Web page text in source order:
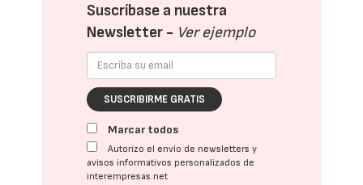
Suscríbase a nuestra
Newsletter - Ver ejemplo
SUSCRIBIRME GRATIS
Marcar todos
Autorizo el envío de newsletters y
avisos informativos personalizados de
interempresas.net